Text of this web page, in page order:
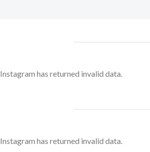
Instagram has returned invalid data.
Instagram has returned invalid data.